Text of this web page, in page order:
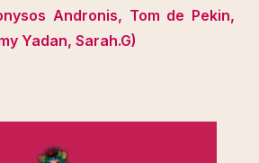
Andronis, Tom de Pekin,
Yadan, Sarah.G)